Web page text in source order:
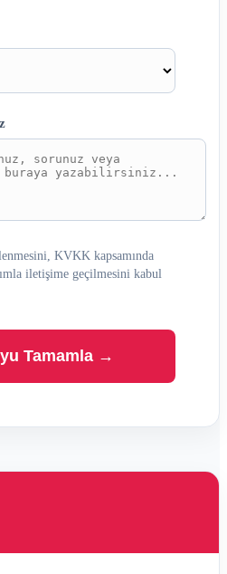
KVKK kapsamında
iletişime geçilmesini kabul
Tamamla →